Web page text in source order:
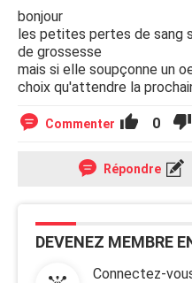
bonjour
les petites pertes de sang
de grossesse
mais si elle soupçonne un
choix qu'attendre la
Commenter 0
Répondre
DEVENEZ MEMBRE
Connectez-